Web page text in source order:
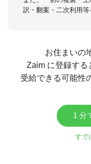
訳・翻案・二次利用等
お住まいの
Zaim に登録する
受給できる可能性
1 分
すで